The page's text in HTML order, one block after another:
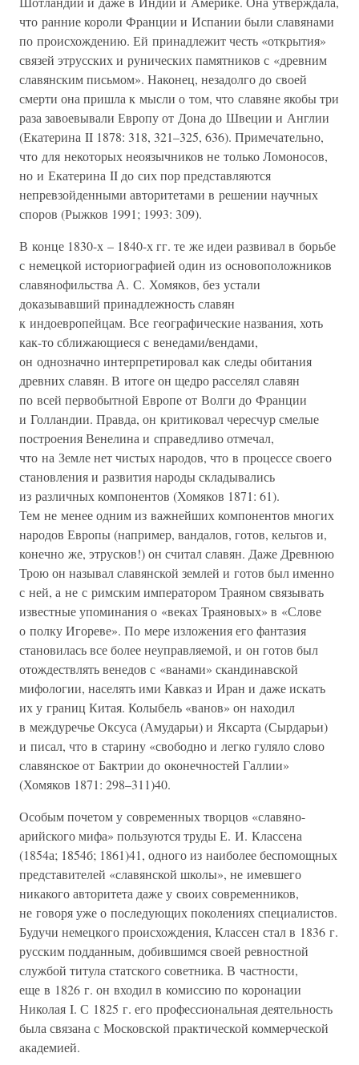
что ранние короли Франции и Испании были славянами
по происхождению. Ей принадлежит честь «открытия»
связей этрусских и рунических памятников с «древним
славянским письмом». Наконец, незадолго до своей
смерти она пришла к мысли о том, что славяне якобы три
раза завоевывали Европу от Дона до Швеции и Англии
(Екатерина II 1878: 318, 321–325, 636). Примечательно,
что для некоторых неоязычников не только Ломоносов,
но и Екатерина II до сих пор представляются
непревзойденными авторитетами в решении научных
споров (Рыжков 1991; 1993: 309).
В конце 1830-х – 1840-х гг. те же идеи развивал в борьбе
с немецкой историографией один из основоположников
славянофильства А. С. Хомяков, без устали
доказывавший принадлежность славян
к индоевропейцам. Все географические названия, хоть
как-то сближающиеся с венедами/вендами,
он однозначно интерпретировал как следы обитания
древних славян. В итоге он щедро расселял славян
по всей первобытной Европе от Волги до Франции
и Голландии. Правда, он критиковал чересчур смелые
построения Венелина и справедливо отмечал,
что на Земле нет чистых народов, что в процессе своего
становления и развития народы складывались
из различных компонентов (Хомяков 1871: 61).
Тем не менее одним из важнейших компонентов многих
народов Европы (например, вандалов, готов, кельтов и,
конечно же, этрусков!) он считал славян. Даже Древнюю
Трою он называл славянской землей и готов был именно
с ней, а не с римским императором Траяном связывать
известные упоминания о «веках Траяновых» в «Слове
о полку Игореве». По мере изложения его фантазия
становилась все более неуправляемой, и он готов был
отождествлять венедов с «ванами» скандинавской
мифологии, населять ими Кавказ и Иран и даже искать
их у границ Китая. Колыбель «ванов» он находил
в междуречье Оксуса (Амударьи) и Яксарта (Сырдарьи)
и писал, что в старину «свободно и легко гуляло слово
славянское от Бактрии до оконечностей Галлии»
(Хомяков 1871: 298–311)40.
Особым почетом у современных творцов «славяно-
арийского мифа» пользуются труды Е. И. Классена
(1854а; 1854б; 1861)41, одного из наиболее беспомощных
представителей «славянской школы», не имевшего
никакого авторитета даже у своих современников,
не говоря уже о последующих поколениях специалистов.
Будучи немецкого происхождения, Классен стал в 1836 г.
русским подданным, добившимся своей ревностной
службой титула статского советника. В частности,
еще в 1826 г. он входил в комиссию по коронации
Николая I. С 1825 г. его профессиональная деятельность
была связана с Московской практической коммерческой
академией.